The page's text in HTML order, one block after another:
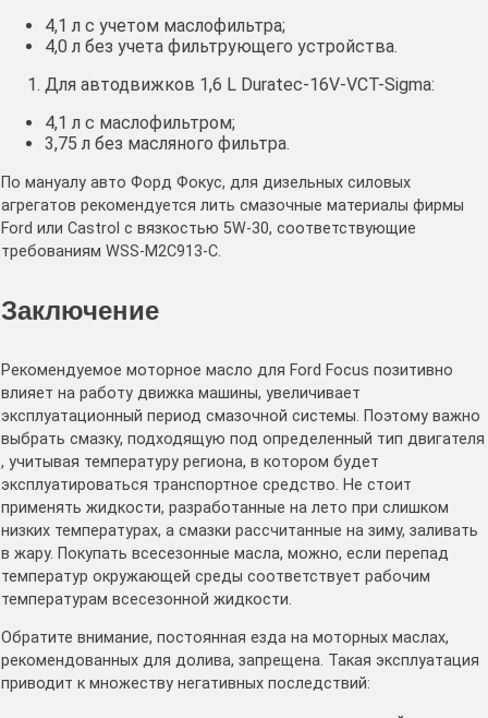
4,1 л с учетом маслофильтра;
4,0 л без учета фильтрующего устройства.
Для автодвижков 1,6 L Duratec-16V-VCT-Sigma:
4,1 л с маслофильтром;
3,75 л без масляного фильтра.
По мануалу авто Форд Фокус, для дизельных силовых
агрегатов рекомендуется лить смазочные материалы фирмы
Ford или Castrol с вязкостью 5W-30, соответствующие
требованиям WSS-M2C913-С.
Заключение
Рекомендуемое моторное масло для Ford Focus позитивно
влияет на работу движка машины, увеличивает
эксплуатационный период смазочной системы. Поэтому важно
выбрать смазку, подходящую под определенный тип двигателя
, учитывая температуру региона, в котором будет
эксплуатироваться транспортное средство. Не стоит
применять жидкости, разработанные на лето при слишком
низких температурах, а смазки рассчитанные на зиму, заливать
в жару. Покупать всесезонные масла, можно, если перепад
температур окружающей среды соответствует рабочим
температурам всесезонной жидкости.
Обратите внимание, постоянная езда на моторных маслах,
рекомендованных для долива, запрещена. Такая эксплуатация
приводит к множеству негативных последствий: